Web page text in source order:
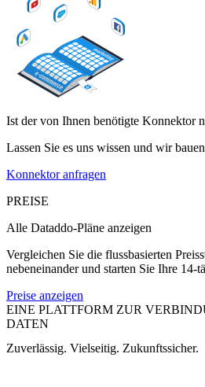
Ist der von Ihnen benötigte Konnektor
Lassen Sie es uns wissen und wir
Konnektor anfragen
PREISE
Alle Dataddo-Pläne anzeigen
Vergleichen Sie die flussbasierten
nebeneinander und starten Sie Ihre 14-
Preise anzeigen
EINE PLATTFORM ZUR
DATEN
Zuverlässig. Vielseitig. Zukunftssicher.